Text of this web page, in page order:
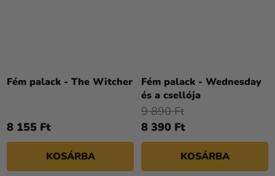
Fém palack - The Witcher
8 155 Ft
KOSÁRBA
Fém palack - Wednesday
és a csellója
8 390 Ft
9 890 Ft
KOSÁRBA